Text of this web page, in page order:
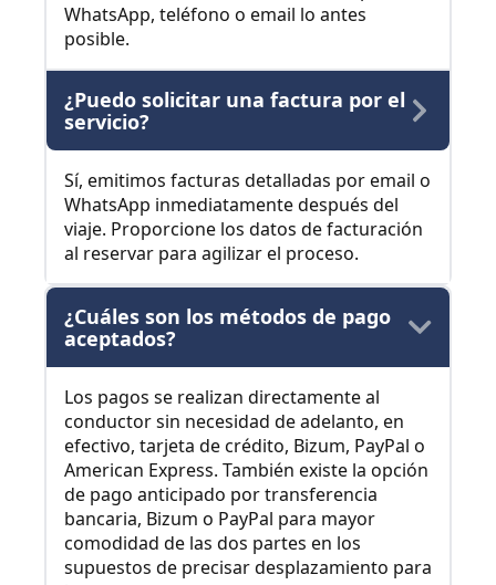
WhatsApp, teléfono o email lo antes
posible.
¿Puedo solicitar una factura por el
servicio?
Sí, emitimos facturas detalladas por email o
WhatsApp inmediatamente después del
viaje. Proporcione los datos de facturación
al reservar para agilizar el proceso.
¿Cuáles son los métodos de pago
aceptados?
Los pagos se realizan directamente al
conductor sin necesidad de adelanto, en
efectivo, tarjeta de crédito, Bizum, PayPal o
American Express. También existe la opción
de pago anticipado por transferencia
bancaria, Bizum o PayPal para mayor
comodidad de las dos partes en los
supuestos de precisar desplazamiento para